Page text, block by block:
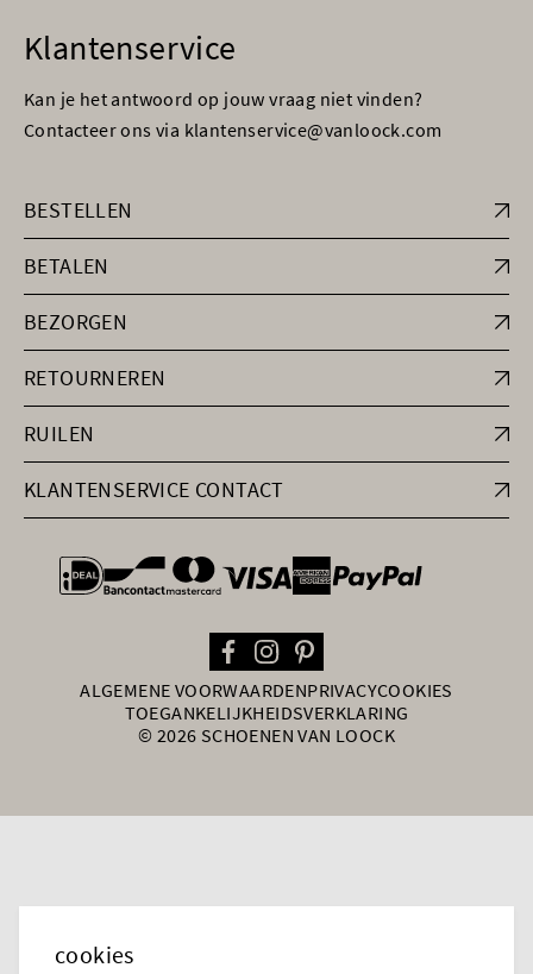
Klantenservice
Kan je het antwoord op jouw vraag niet vinden?
Contacteer ons via klantenservice@vanloock.com
BESTELLEN
BETALEN
BEZORGEN
RETOURNEREN
RUILEN
KLANTENSERVICE CONTACT
general.paymentOptions
ALGEMENE VOORWAARDENPRIVACYCOOKIES
TOEGANKELIJKHEIDSVERKLARING
© 2026 SCHOENEN VAN LOOCK
cookies